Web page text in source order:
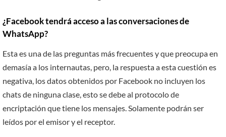
¿Facebook tendrá acceso a las conversaciones de
WhatsApp?
Esta es una de las preguntas más frecuentes y que preocupa en
demasía a los internautas, pero, la respuesta a esta cuestión es
negativa, los datos obtenidos por Facebook no incluyen los
chats de ninguna clase, esto se debe al protocolo de
encriptación que tiene los mensajes. Solamente podrán ser
leídos por el emisor y el receptor.